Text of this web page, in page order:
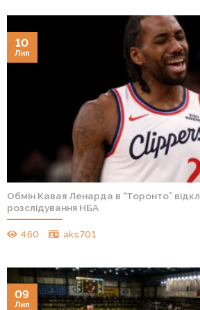
Обмін Кавая Ленарда в “Торонто”
розслідування НБА
460 aks701
10
Лип
09
Лип